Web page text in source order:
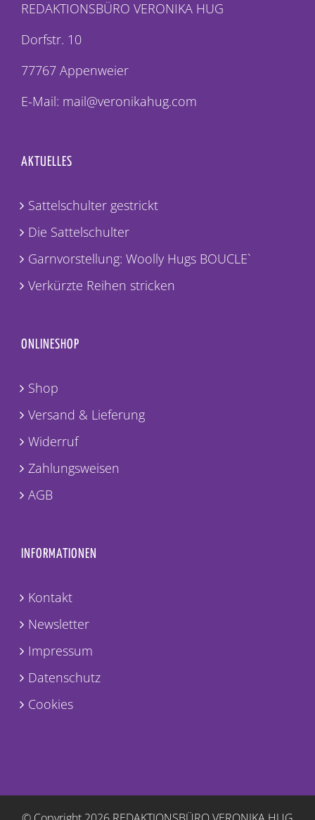
REDAKTIONSBÜRO VERONIKA HUG
Dorfstr. 10
77767 Appenweier
E-Mail: mail@veronikahug.com
AKTUELLES
Sattelschulter gestrickt
Die Sattelschulter
Garnvorstellung: Woolly Hugs BOUCLE`
Verkürzte Reihen stricken
ONLINESHOP
Shop
Versand & Lieferung
Widerruf
Zahlungsweisen
AGB
INFORMATIONEN
Kontakt
Newsletter
Impressum
Datenschutz
Cookies